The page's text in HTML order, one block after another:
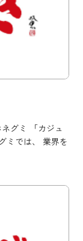
グミ 「カジュ
ミでは、 業界を